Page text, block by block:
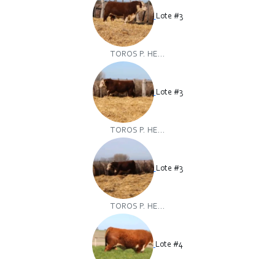
Lote #3
TOROS P. HE...
Lote #3
TOROS P. HE...
Lote #3
TOROS P. HE...
Lote #4